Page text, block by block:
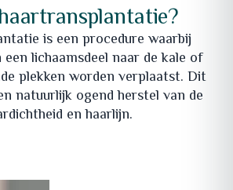
is een procedure waarbij
lichaamsdeel naar de kale of
plekken worden verplaatst. Dit
natuurlijk ogend herstel van de
en haarlijn.